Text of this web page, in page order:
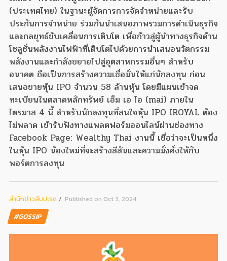
(ประเทศไทย) ในฐานะผู้จัดการการจัดจำหน่ายและรับ
ประกันการจำหน่าย ร่วมกันนำเสนอภาพรวมการดำเนินธุรกิจ
และกลยุทธ์ขับเคลื่อนการเติบโต เพื่อก้าวสู่ผู้นำทางธุรกิจด้าน
โซลูชั่นพลังงานไฟฟ้าที่เติบโตไปด้วยการนำเสนอนวัตกรรม
พลังงานและกำลังขยายไปสู่อุตสาหกรรมอื่นๆ สำหรับ
อนาคต ถือเป็นการสร้างความเชื่อมั่นให้แก่นักลงทุน ก่อน
เสนอขายหุ้น IPO จำนวน 58 ล้านหุ้น โดยมีแผนเข้าจด
ทะเบียนในตลาดหลักทรัพย์ เอ็ม เอ ไอ (mai) ภายใน
ไตรมาส 4 นี้ สำหรับนักลงทุนที่สนใจหุ้น IPO IROYAL ต้อง
ไม่พลาด เข้ารับฟังทางแพลตฟอร์มออนไลน์ผ่านช่องทาง
Facebook Page: Wealthy Thai งานนี้ เชื่อว่าจะเป็นหนึ่ง
ในหุ้น IPO น้องใหม่ที่จะสร้างสีสันและความมั่งคั่งให้กับ
พอร์ตการลงทุน
สํานักข่าวสับปะรด Published on Oct 3, 2024
#GOSSIP